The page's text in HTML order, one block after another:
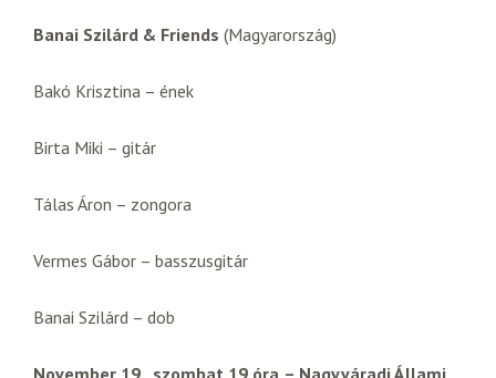
Banai Szilárd & Friends (Magyarország)
Bakó Krisztina – ének
Birta Miki – gitár
Tálas Áron – zongora
Vermes Gábor – basszusgitár
Banai Szilárd – dob